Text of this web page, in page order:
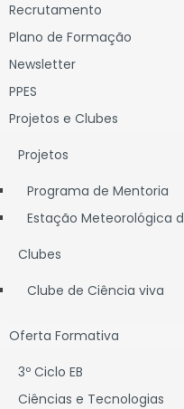
Recrutamento
Plano de Formação
Newsletter
PPES
Projetos e Clubes
Projetos
Programa de Mentoria
Estação Meteorológica
Clubes
Clube de Ciência viva
Oferta Formativa
3º Ciclo EB
Ciências e Tecnologias